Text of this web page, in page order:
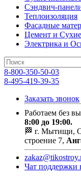
Сэндвич-
Теплоизоляция
Фасадные
Цемент и
Электрика и
8-800-350-50-03
8-495-419-39-35
Заказать звонок
Работаем без
8:00 до 19:00.
🏁 г. Мытищи,
строение 7,
Чат поддержки